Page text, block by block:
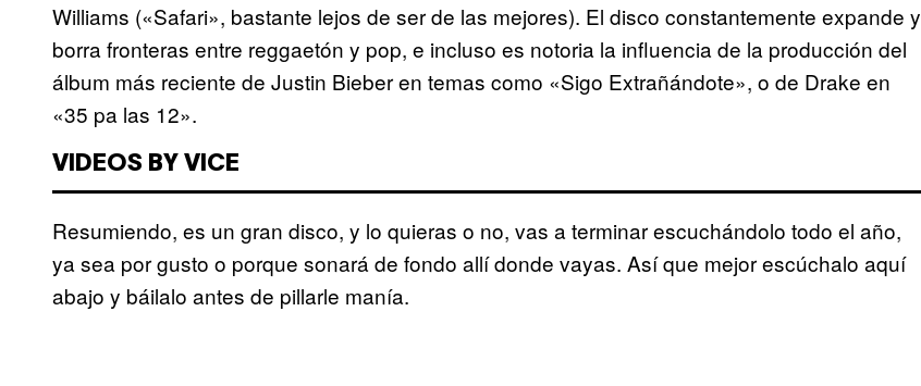
Williams («Safari», bastante lejos de ser de las mejores). El disco constantemente expande y
borra fronteras entre reggaetón y pop, e incluso es notoria la influencia de la producción del
álbum más reciente de Justin Bieber en temas como «Sigo Extrañándote», o de Drake en
«35 pa las 12».
VIDEOS BY VICE
Resumiendo, es un gran disco, y lo quieras o no, vas a terminar escuchándolo todo el año,
ya sea por gusto o porque sonará de fondo allí donde vayas. Así que mejor escúchalo aquí
abajo y báilalo antes de pillarle manía.